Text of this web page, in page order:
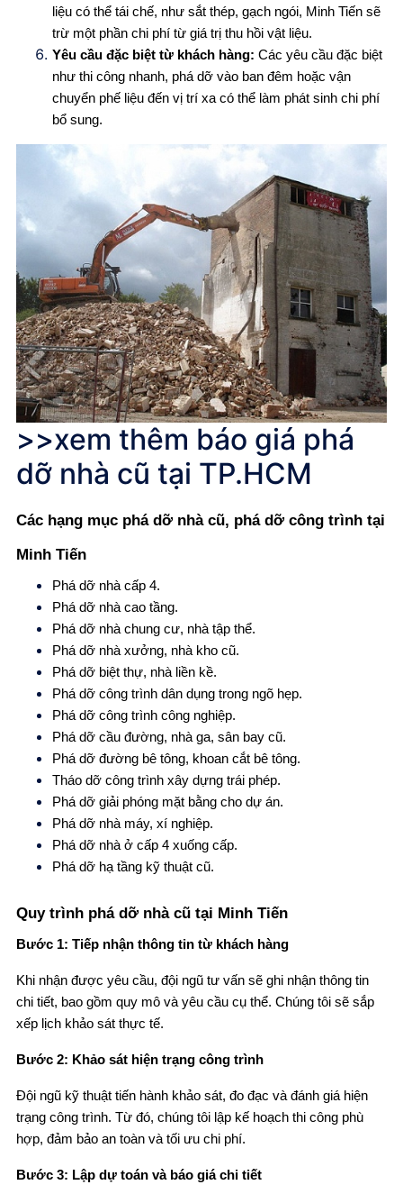
liệu có thể tái chế, như sắt thép, gạch ngói, Minh Tiến sẽ
trừ một phần chi phí từ giá trị thu hồi vật liệu.
Yêu cầu đặc biệt từ khách hàng: Các yêu cầu đặc biệt
như thi công nhanh, phá dỡ vào ban đêm hoặc vận
chuyển phế liệu đến vị trí xa có thể làm phát sinh chi phí
bổ sung.
>>xem thêm báo giá phá
dỡ nhà cũ tại TP.HCM
Các hạng mục phá dỡ nhà cũ, phá dỡ công trình tại
Minh Tiến
Phá dỡ nhà cấp 4.
Phá dỡ nhà cao tầng.
Phá dỡ nhà chung cư, nhà tập thể.
Phá dỡ nhà xưởng, nhà kho cũ.
Phá dỡ biệt thự, nhà liền kề.
Phá dỡ công trình dân dụng trong ngõ hẹp.
Phá dỡ công trình công nghiệp.
Phá dỡ cầu đường, nhà ga, sân bay cũ.
Phá dỡ đường bê tông, khoan cắt bê tông.
Tháo dỡ công trình xây dựng trái phép.
Phá dỡ giải phóng mặt bằng cho dự án.
Phá dỡ nhà máy, xí nghiệp.
Phá dỡ nhà ở cấp 4 xuống cấp.
Phá dỡ hạ tầng kỹ thuật cũ.
Quy trình phá dỡ nhà cũ tại Minh Tiến
Bước 1: Tiếp nhận thông tin từ khách hàng
Khi nhận được yêu cầu, đội ngũ tư vấn sẽ ghi nhận thông tin
chi tiết, bao gồm quy mô và yêu cầu cụ thể. Chúng tôi sẽ sắp
xếp lịch khảo sát thực tế.
Bước 2: Khảo sát hiện trạng công trình
Đội ngũ kỹ thuật tiến hành khảo sát, đo đạc và đánh giá hiện
trạng công trình. Từ đó, chúng tôi lập kế hoạch thi công phù
hợp, đảm bảo an toàn và tối ưu chi phí.
Bước 3: Lập dự toán và báo giá chi tiết